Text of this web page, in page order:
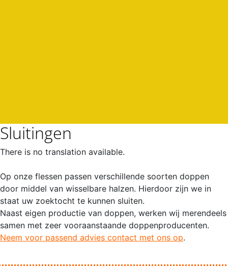
Sluitingen
There is no translation available.
Op onze flessen passen verschillende soorten doppen
door middel van wisselbare halzen. Hierdoor zijn we in
staat uw zoektocht te kunnen sluiten.
Naast eigen productie van doppen, werken wij merendeels
samen met zeer vooraanstaande doppenproducenten.
Neem voor passend advies contact met ons op.